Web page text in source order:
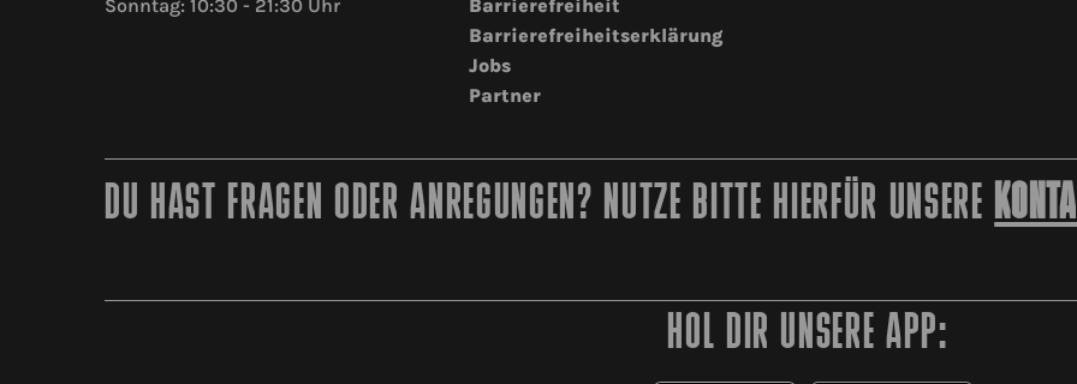
Sonntag: 10:30 - 21:30 Uhr
Barrierefreiheit
Barrierefreiheitserklärung
Jobs
Partner
DU HAST FRAGEN ODER ANREGUNGEN? NUTZE BITTE HIERFÜR UNSERE
HOL DIR UNSERE APP: